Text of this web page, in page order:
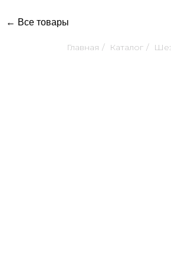
← Все товары
Главная / Каталог /